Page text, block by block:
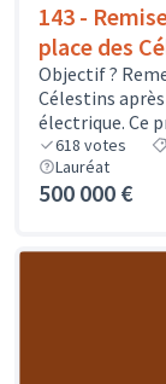
143 -
place des
Objectif ?
Célestins
électrique. Ce
618 votes
Lauréat
500 000 €